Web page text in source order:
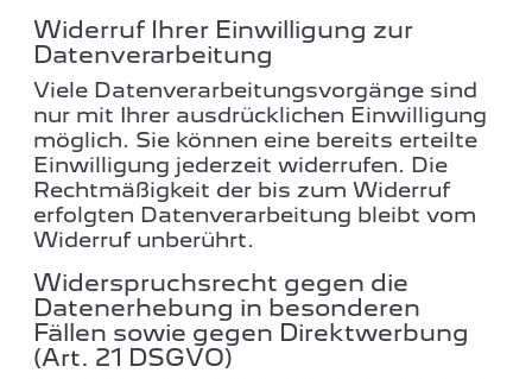
Widerruf Ihrer Einwilligung zur
Datenverarbeitung
Viele Datenverarbeitungsvorgänge sind
nur mit Ihrer ausdrücklichen Einwilligung
möglich. Sie können eine bereits erteilte
Einwilligung jederzeit widerrufen. Die
Rechtmäßigkeit der bis zum Widerruf
erfolgten Datenverarbeitung bleibt vom
Widerruf unberührt.
Widerspruchsrecht gegen die
Datenerhebung in besonderen
Fällen sowie gegen Direktwerbung
(Art. 21 DSGVO)